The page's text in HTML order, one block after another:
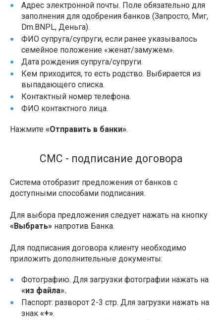
Адрес электронной почты. Поле обязательно для
заполнения для одобрения банков (Запросто, Миг,
Dm.BNPL, Деньга).
ФИО супруга/супруги, если ранее указывалось
семейное положение «женат/замужем».
Дата рождения супруга/супруги.
Кем приходится, то есть родство. Выбирается из
выпадающего списка.
Контактный номер телефона.
ФИО контактного лица.
Нажмите «Отправить в банки».
СМС - подписание договора
Система отобразит предложения от банков с
доступными способами подписания.
Для выбора предложения следует нажать на кнопку
«Выбрать» напротив Банка.
Для подписания договора клиенту необходимо
приложить дополнительные документы:
Фотографию. Для загрузки фотографии нажать на
«из файла».
Паспорт: разворот 2-3 стр. Для загрузки нажать на
знак «+».